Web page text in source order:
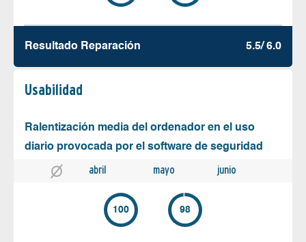
Resultado Reparación 5.5/ 6.0
Usabilidad
Ralentización media del ordenador en el uso
diario provocada por el software de seguridad
abril mayo junio
100 98